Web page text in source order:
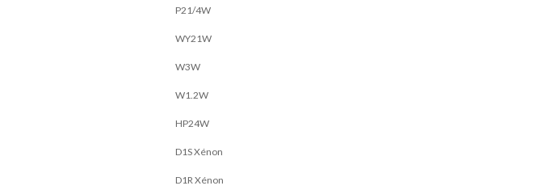
P21/4W
WY21W
W3W
W1.2W
HP24W
D1S Xénon
D1R Xénon